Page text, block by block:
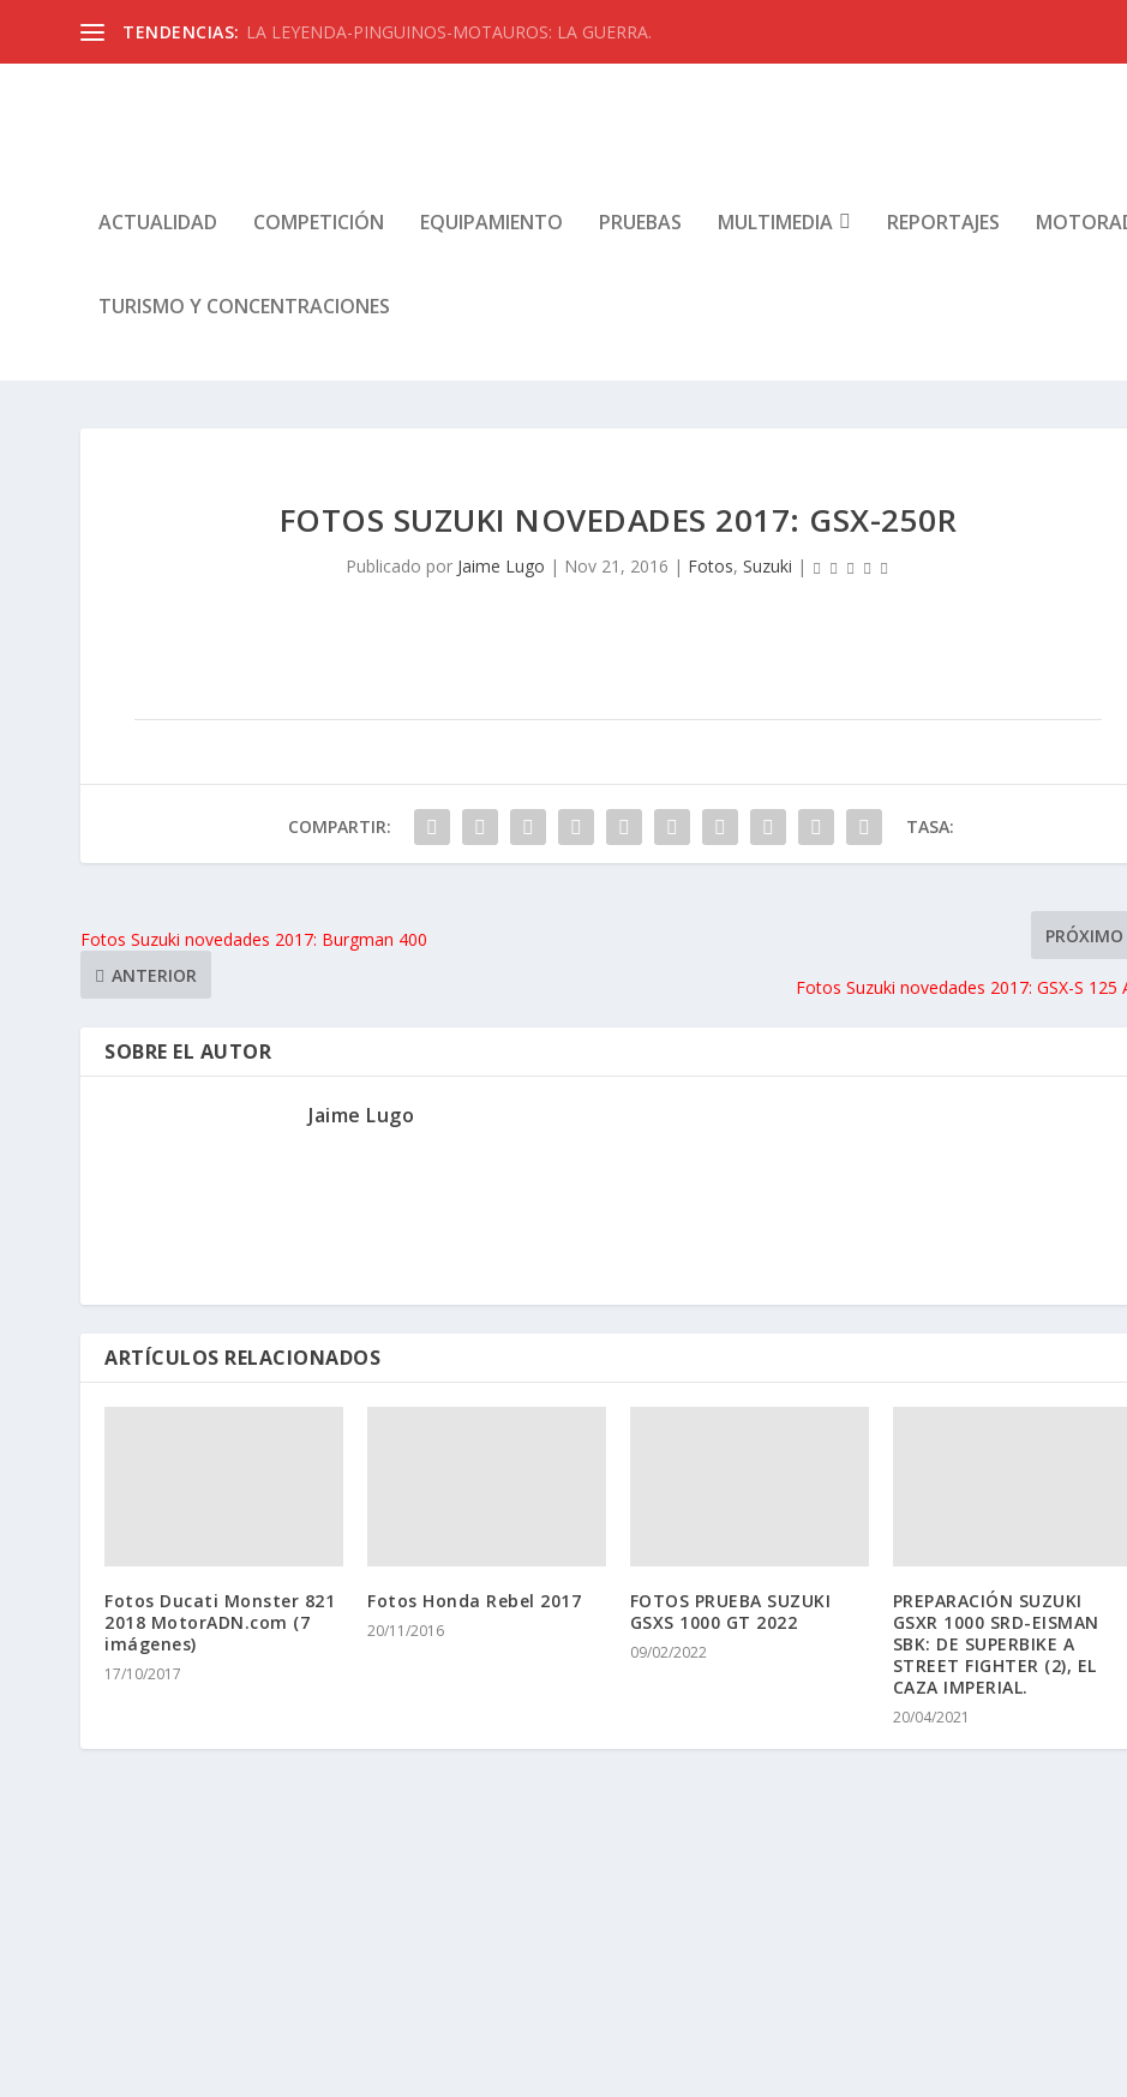
TENDENCIAS: LA LEYENDA-PINGUINOS-MOTAUROS: LA GUERRA.
ACTUALIDAD COMPETICIÓN EQUIPAMIENTO PRUEBAS MULTIMEDIA REPORTAJES
TURISMO Y CONCENTRACIONES
FOTOS SUZUKI NOVEDADES 2017: GSX-250R
Publicado por Jaime Lugo | Nov 21, 2016 | Fotos, Suzuki |
COMPARTIR: TASA:
Fotos Suzuki novedades 2017: Burgman 400
ANTERIOR
PRÓXIMO
Fotos Suzuki novedades 2017: GSX-S 125
SOBRE EL AUTOR
Jaime Lugo
ARTÍCULOS RELACIONADOS
Fotos Ducati Monster 821
2018 MotorADN.com (7
imágenes)
17/10/2017
Fotos Honda Rebel 2017
20/11/2016
FOTOS PRUEBA SUZUKI
GSXS 1000 GT 2022
09/02/2022
PREPARACIÓN SUZUKI
GSXR 1000 SRD-EISMAN
SBK: DE SUPERBIKE A
STREET FIGHTER (2), EL
CAZA IMPERIAL.
20/04/2021